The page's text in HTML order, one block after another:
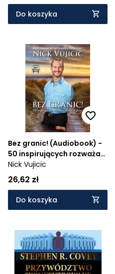
Do koszyka
Bez granic! (Audiobook) -
50 inspirujących rozważań
Nicka Vujcica
Nick Vujicic
26,62 zł
Do koszyka